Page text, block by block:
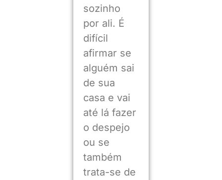
sozinho
por ali. É
difícil
afirmar se
alguém sai
de sua
casa e vai
até lá fazer
o despejo
ou se
também
trata-se de